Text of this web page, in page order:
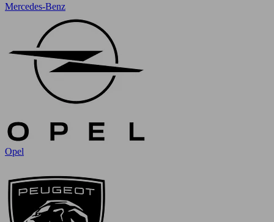
Mercedes-Benz
Opel